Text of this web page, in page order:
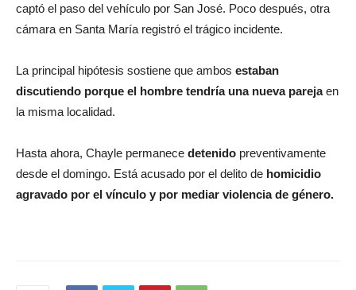
captó el paso del vehículo por San José. Poco después, otra
cámara en Santa María registró el trágico incidente.
La principal hipótesis sostiene que ambos estaban
discutiendo porque el hombre tendría una nueva parejaen
la misma localidad.
Hasta ahora, Chayle permanece detenido preventivamente
desde el domingo. Está acusado por el delito de homicidio
agravado por el vínculo y por mediar violencia de género.